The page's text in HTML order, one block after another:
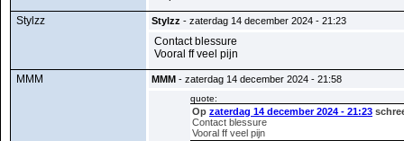
Stylzz
Stylzz - zaterdag 14 december 2024 - 21:23
Contact blessure
Vooral ff veel pijn
MMM
MMM - zaterdag 14 december 2024 - 21:58
quote:
Op zaterdag 14 december 2024 - 21:23
Contact blessure
Vooral ff veel pijn